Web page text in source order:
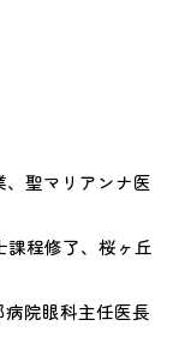
、聖マリアンナ医
課程修了、桜ヶ丘
院眼科主任医長